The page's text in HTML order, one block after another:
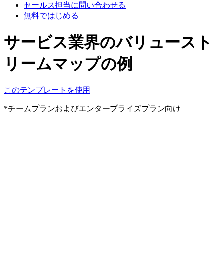
セールス担当に問い合わせる
無料ではじめる
サービス業界のバリュースト
リームマップの例
このテンプレートを使用
*チームプランおよびエンタープライズプラン向け